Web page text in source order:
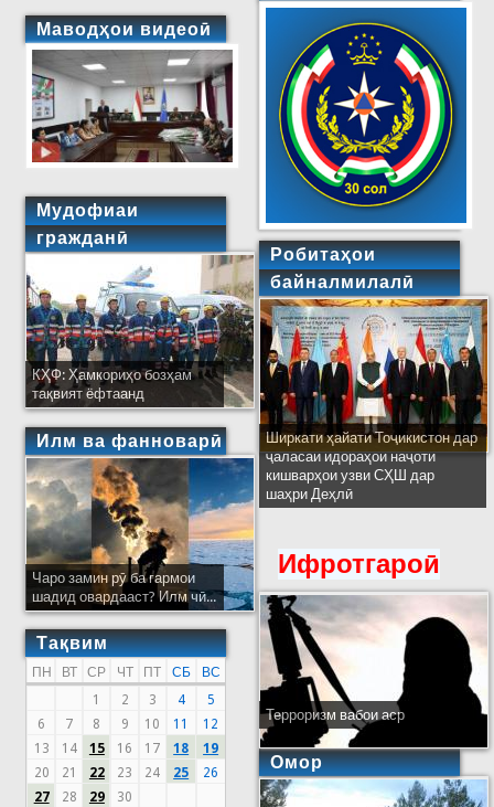
Маводҳои видеоӣ
Мудофиаи
гражданӣ
КҲФ: Ҳамкориҳо бозҳам
тақвият ёфтаанд
Илм ва фанноварӣ
Чаро замин рӯ ба гармои
шадид овардааст? Илм чӣ...
Тақвим
ПН ВТ СР ЧТ ПТ СБ
ВС
1
2 3 4
5
6
7 8 9 10 11
12
13
14 15 16 17 18
19
20
21 22 23 24 25
26
27
28 29 30
Робитаҳои
байналмилалӣ
Ширкати ҳайати Тоҷикистон дар
ҷаласаи идораҳои наҷоти
кишварҳои узви СҲШ дар
шаҳри Деҳлӣ
Ифротгароӣ
Терроризм вабои аср
Омор